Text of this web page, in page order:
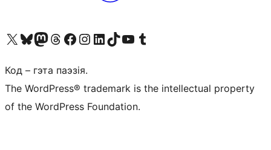
Наведайце наш акаўнт у X (былы Twitter)
Visit our Bluesky account
Visit our Mastodon account
Visit our Threads account
Наведаеце нашу старонку на Facebook
Наведайце наш Instagram
Наведайце нашу старонку ў LinkedIn
Visit our TikTok account
Наведайце наш YouTube каналVisit our Tumblr account
Код – гэта паэзія.
The WordPress® trademark is the intellectual property
of the WordPress Foundation.